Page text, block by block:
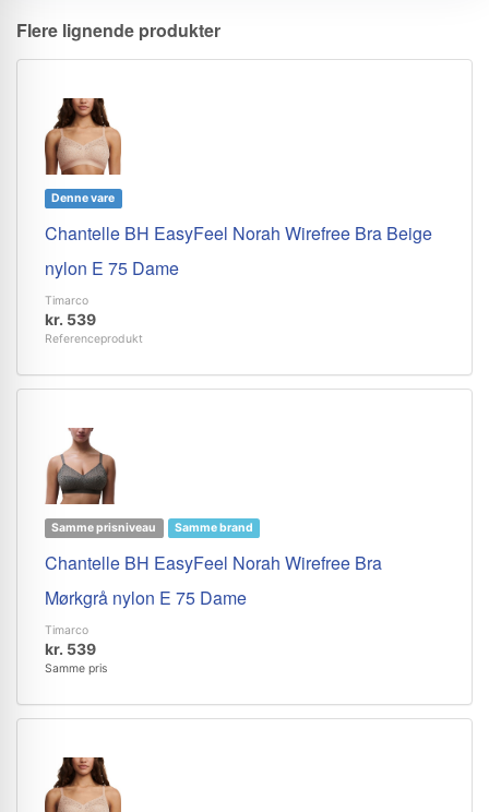
Flere lignende produkter
Denne vare
Chantelle BH EasyFeel Norah Wirefree Bra Beige
nylon E 75 Dame
Timarco
kr. 539
Referenceprodukt
Samme prisniveau Samme brand
Chantelle BH EasyFeel Norah Wirefree Bra
Mørkgrå nylon E 75 Dame
Timarco
kr. 539
Samme pris